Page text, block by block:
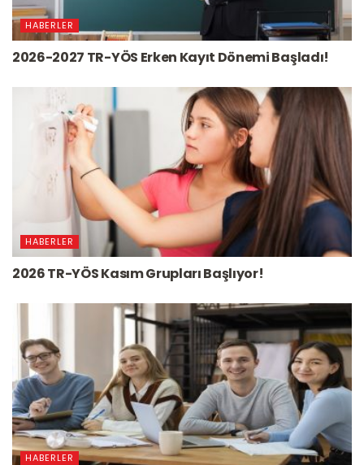
HABERLER
2026-2027 TR-YÖS Erken Kayıt Dönemi Başladı!
HABERLER
2026 TR-YÖS Kasım Grupları Başlıyor!
HABERLER